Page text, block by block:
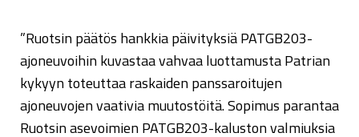
”Ruotsin päätös hankkia päivityksiä PATGB203-
ajoneuvoihin kuvastaa vahvaa luottamusta Patrian
kykyyn toteuttaa raskaiden panssaroitujen
ajoneuvojen vaativia muutostöitä. Sopimus parantaa
Ruotsin asevoimien PATGB203-kaluston valmiuksia